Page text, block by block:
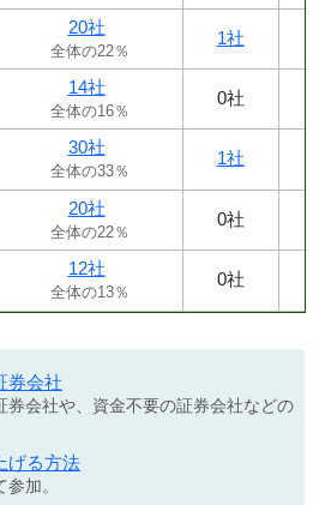
20社
全体の22％
1社
14社
全体の16％
0社
30社
全体の33％
1社
20社
全体の22％
0社
12社
全体の13％
0社
券会社
券会社や、資金不要の証券会社などの
げる方法
加。